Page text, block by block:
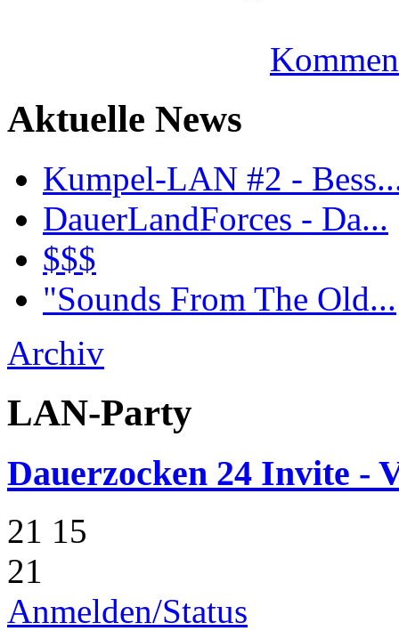
Aktuelle News
Kumpel-LAN #2 -
DauerLandForces - Da...
$$$
"Sounds From The Old...
Archiv
LAN-Party
Dauerzocken 24 Invite -
21 15
21
Anmelden/Status